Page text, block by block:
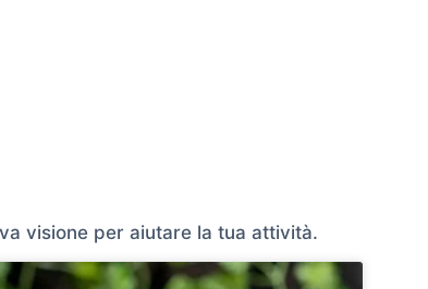
visione per aiutare la tua attività.